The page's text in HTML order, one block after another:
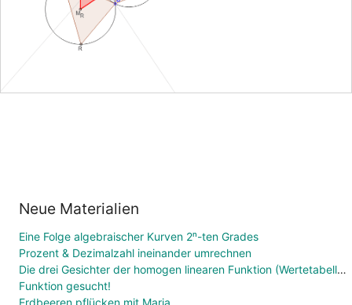
Neue Materialien
Eine Folge algebraischer Kurven 2ⁿ-ten Grades
Prozent & Dezimalzahl ineinander umrechnen
Die drei Gesichter der homogen linearen Funktion (Wertetabelle, Funktionsgleichung, Graph)
Funktion gesucht!
Erdbeeren pflücken mit Maria